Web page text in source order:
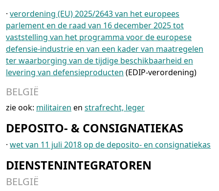
· verordening (EU) 2025/2643 van het europees
parlement en de raad van 16 december 2025 tot
vaststelling van het programma voor de europese
defensie-industrie en van een kader van maatregelen
ter waarborging van de tijdige beschikbaarheid en
levering van defensieproducten (EDIP-verordening)
BELGIË
zie ook: militairen en strafrecht, leger
DEPOSITO- & CONSIGNATIEKAS
· wet van 11 juli 2018 op de deposito- en consignatiekas
DIENSTENINTEGRATOREN
BELGIË